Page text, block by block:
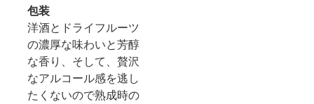
包装
洋酒とドライフルーツ
の濃厚な味わいと芳醇
な香り、そして、贅沢
なアルコール感を逃し
たくないので熟成時の